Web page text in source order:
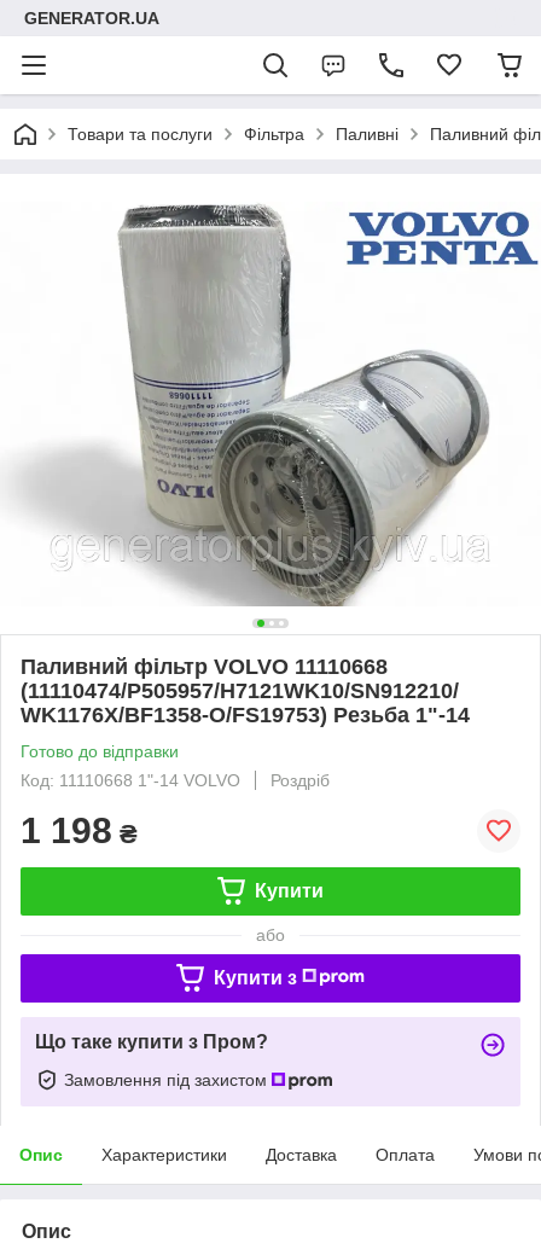
GENERATOR.UA
Товари та послуги Фільтра Паливні Паливний
Паливний фільтр VOLVO 11110668
(11110474/P505957/H7121WK10/SN912210/
WK1176X/BF1358-O/FS19753) Резьба 1"-14
Готово до відправки
Код: 11110668 1"-14 VOLVO
Роздріб
1 198 ₴
Купити
або
Купити з
Що таке купити з Пром?
Замовлення під захистом
Опис Характеристики Доставка Оплата Умови
Опис